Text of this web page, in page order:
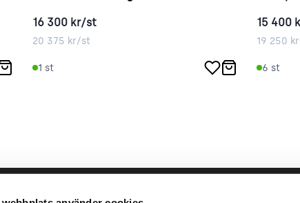
16 300 kr/st
20 375 kr/st
1 st
15 400
19 250
6 st
Vårt hållbara arbete